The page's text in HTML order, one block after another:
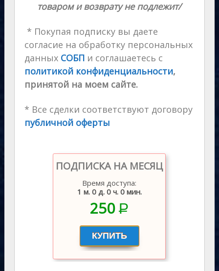
товаром и возврату не подлежит/
* Покупая подписку вы даете
согласие на обработку персональных
данных СОБП и соглашаетесь с
политикой конфиденциальности,
принятой на моем сайте.
* Все сделки соответствуют договору
публичной оферты
ПОДПИСКА НА МЕСЯЦ
Время доступа:
1 м. 0 д. 0 ч. 0 мин.
250P
–